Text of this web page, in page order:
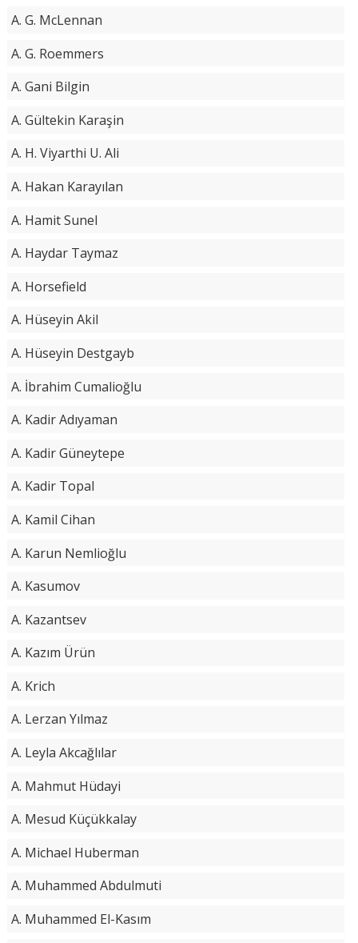
A. G. McLennan
A. G. Roemmers
A. Gani Bilgin
A. Gültekin Karaşin
A. H. Viyarthi U. Ali
A. Hakan Karayılan
A. Hamit Sunel
A. Haydar Taymaz
A. Horsefield
A. Hüseyin Akil
A. Hüseyin Destgayb
A. İbrahim Cumalioğlu
A. Kadir Adıyaman
A. Kadir Güneytepe
A. Kadir Topal
A. Kamil Cihan
A. Karun Nemlioğlu
A. Kasumov
A. Kazantsev
A. Kazım Ürün
A. Krich
A. Lerzan Yılmaz
A. Leyla Akcağlılar
A. Mahmut Hüdayi
A. Mesud Küçükkalay
A. Michael Huberman
A. Muhammed Abdulmuti
A. Muhammed El-Kasım